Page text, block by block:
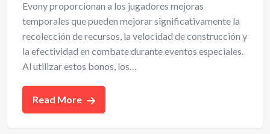
Evony proporcionan a los jugadores mejoras
temporales que pueden mejorar significativamente la
recolección de recursos, la velocidad de construcción y
la efectividad en combate durante eventos especiales.
Al utilizar estos bonos, los…
Read More